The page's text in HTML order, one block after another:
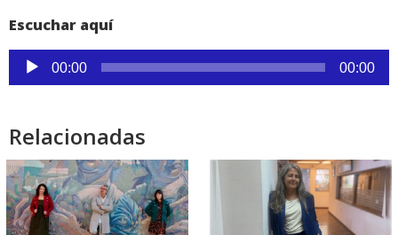
Escuchar aquí
Reproductor
de
00:00 00:00
Relacionadas